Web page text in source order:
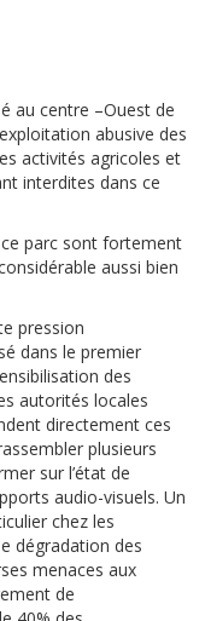
au centre –Ouest de
abusive des
activités agricoles et
interdites dans ce
parc sont fortement
aussi bien
pression
dans le premier
des
autorités locales
directement ces
plusieurs
sur l’état de
audio-visuels. Un
chez les
dégradation des
menaces aux
de